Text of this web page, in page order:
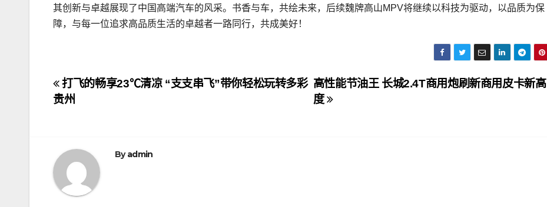
其创新与卓越展现了中国高端汽车的风采。书香与车，共绘未来，后续魏牌高山MPV将继续以科技为驱动，以品质为保
障，与每一位追求高品质生活的卓越者一路同行，共成美好！
文
章
航
高性能节油王 长城2.4T商用炮刷新商用皮卡新高
度
打飞的畅享23℃清凉 “支支串飞”带你轻松玩转多彩
贵州
Byadmin